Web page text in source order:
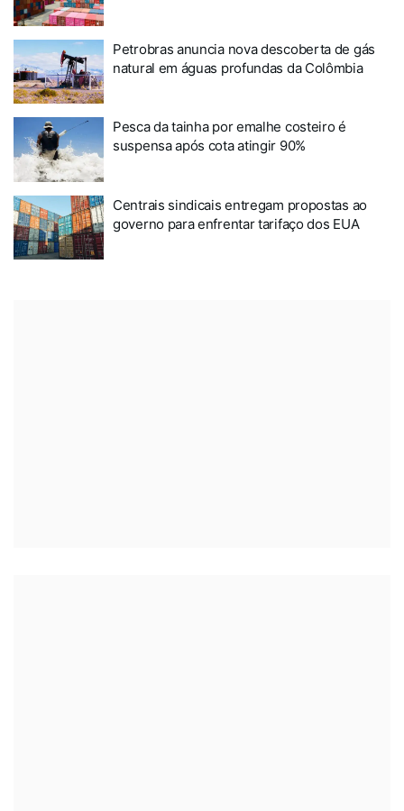
Petrobras anuncia nova descoberta de gás
natural em águas profundas da Colômbia
Pesca da tainha por emalhe costeiro é
suspensa após cota atingir 90%
Centrais sindicais entregam propostas ao
governo para enfrentar tarifaço dos EUA